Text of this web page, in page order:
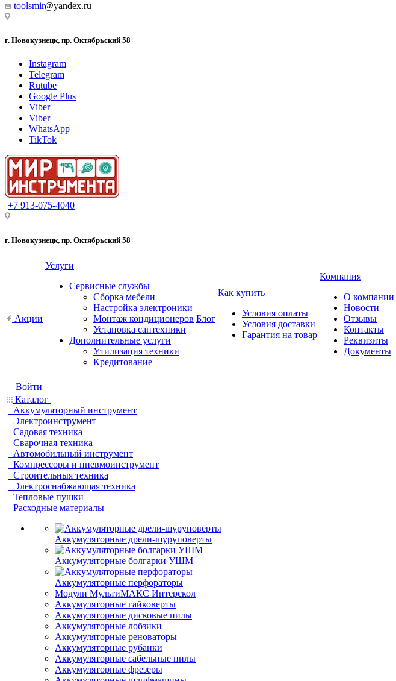
toolsmir@yandex.ru
г. Новокузнецк, пр. Октябрьский 58
Instagram
Telegram
Rutube
Google Plus
Viber
Viber
WhatsApp
TikTok
+7 913-075-4040
г. Новокузнецк, пр. Октябрьский 58
Акции
Услуги
Сервисные службы
Сборка мебели
Настройка электроники
Монтаж кондиционеров
Установка сантехники
Дополнительные услуги
Утилизация техники
Кредитование
Блог
Как купить
Условия оплаты
Условия доставки
Гарантия на товар
Компания
О компании
Новости
Отзывы
Контакты
Реквизиты
Документы
Войти
Каталог
Аккумуляторный инструмент
Электроинструмент
Садовая техника
Сварочная техника
Автомобильный инструмент
Компрессоры и пневмоинструмент
Строительныя техника
Электроснабжающая техника
Тепловые пушки
Расходные материалы
Аккумуляторные дрели-шуруповерты
Аккумуляторные болгарки УШМ
Аккумуляторные перфораторы
Модули МультиМАКС Интерскол
Аккумуляторные гайковерты
Аккумуляторные дисковые пилы
Аккумуляторные лобзики
Аккумуляторные реноваторы
Аккумуляторные рубанки
Аккумуляторные сабельные пилы
Аккумуляторные фрезеры